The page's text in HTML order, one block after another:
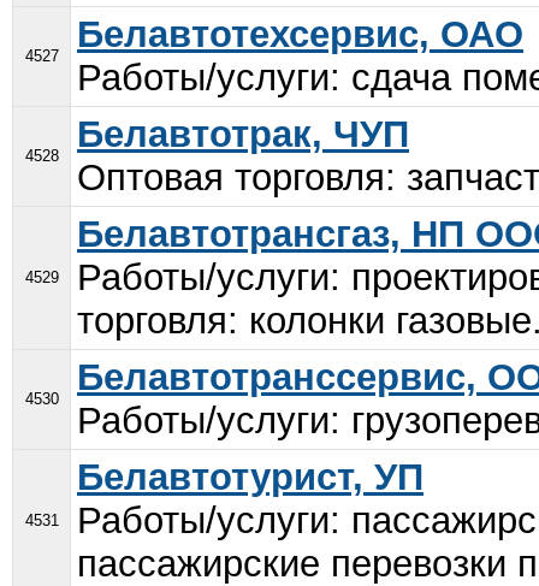
4527
Белавтотехсервис, ОАО
Работы/услуги: сдача
4528
Белавтотрак, ЧУП
Оптовая торговля:
4529
Белавтотрансгаз, НП
Работы/услуги:
торговля: колонки
4530
Белавтотранссервис,
Работы/услуги:
4531
Белавтотурист, УП
Работы/услуги:
пассажирские перевозки